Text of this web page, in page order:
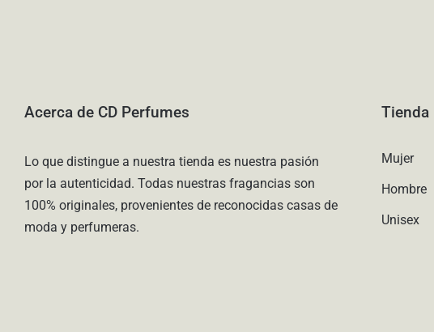
Acerca de CD Perfumes
Lo que distingue a nuestra tienda es nuestra pasión
por la autenticidad. Todas nuestras fragancias son
100% originales, provenientes de reconocidas casas de
moda y perfumeras.
Tienda
Mujer
Hombre
Unisex